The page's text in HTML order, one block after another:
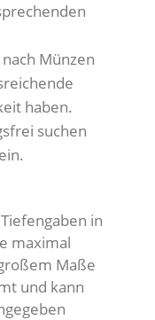
Münzen
haben.
suchen
in
maximal
Maße
und kann